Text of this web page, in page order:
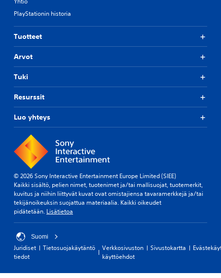
PlayStationin historia
Tuotteet
Arvot
Tuki
Resurssit
Luo yhteys
© 2026 Sony Interactive Entertainment Europe Limited (SIEE)
Kaikki sisältö, pelien nimet, tuotenimet ja/tai mallisuojat, tuotemerkit,
kuvitus ja niihin liittyvät kuvat ovat omistajiensa tavaramerkkejä ja/tai
tekijänoikeuksin suojattua materiaalia. Kaikki oikeudet
pidätetään. Lisätietoa
Suomi
Juridiset
tiedot
Tietosuojakäytäntö
Verkkosivuston
käyttöehdot
Sivustokartta